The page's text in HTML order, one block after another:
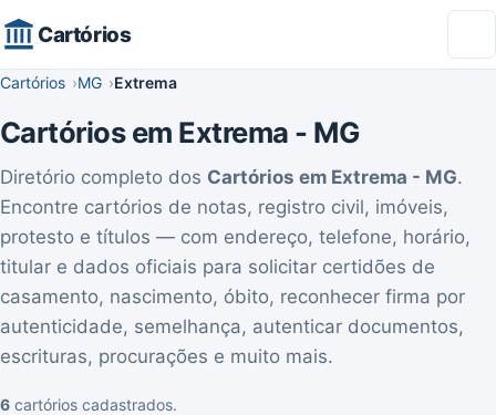
Cartórios
Cartórios MG Extrema
Cartórios em Extrema - MG
Diretório completo dos Cartórios em Extrema - MG.
Encontre cartórios de notas, registro civil, imóveis,
protesto e títulos — com endereço, telefone, horário,
titular e dados oficiais para solicitar certidões de
casamento, nascimento, óbito, reconhecer firma por
autenticidade, semelhança, autenticar documentos,
escrituras, procurações e muito mais.
6 cartórios cadastrados.